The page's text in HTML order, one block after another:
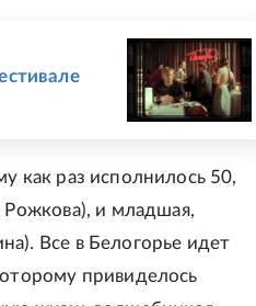
как раз исполнилось 50,
Рожкова), и младшая,
Все в Белогорье идет
привиделось